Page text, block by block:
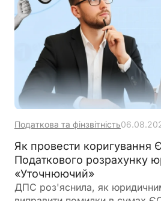
Податкова та фінзвітність
Як провести коригування
Податкового розрахунку
«Уточнюючий»
ДПС роз'яснила, як